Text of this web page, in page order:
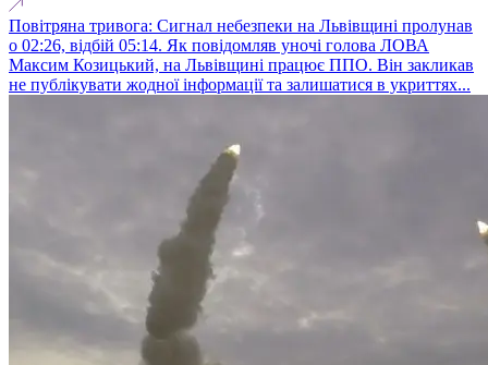
Повітряна тривога: Сигнал небезпеки на Львівщині пролунав
о 02:26, відбій 05:14. Як повідомляв уночі голова ЛОВА
Максим Козицький, на Львівщині працює ППО. Він закликав
не публікувати жодної інформації та залишатися в укриттях...